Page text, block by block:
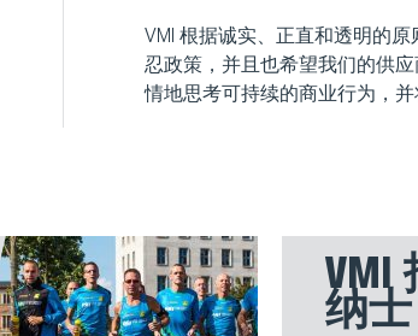
VMI 根据诚实、正直和透明的
忍政策，并且也希望我们的供
情地思考可持续的商业行为，并
VMI
纳士